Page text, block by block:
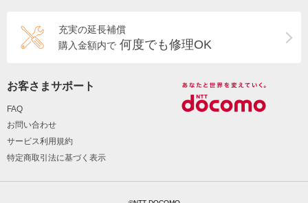
充実の延長補償
購入金額内で 何度でも修理OK
お客さまサポート
FAQ
お問い合わせ
サービス利用規約
特定商取引法に基づく表示